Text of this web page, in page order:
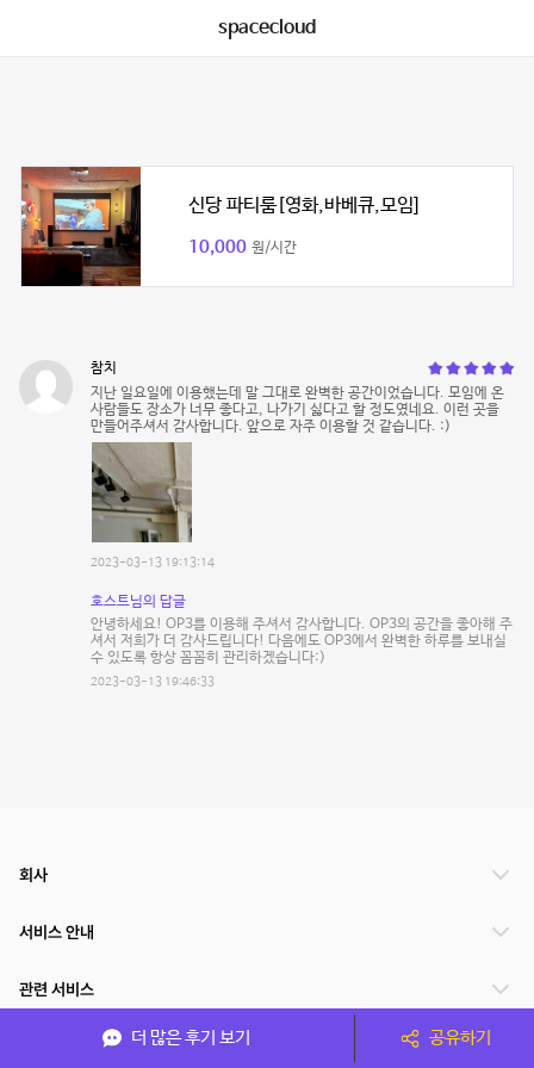
spacecloud
신당 파티룸[영화,바베큐,모임]
10,000 원/시간
참치
지난 일요일에 이용했는데 말 그대로 완벽한 공간이었습니다. 모임에 온
사람들도 장소가 너무 좋다고, 나가기 싫다고 할 정도였네요. 이런 곳을
만들어주셔서 감사합니다. 앞으로 자주 이용할 것 같습니다. :)
2023-03-13 19:13:14
호스트님의 답글
안녕하세요! OP3를 이용해 주셔서 감사합니다. OP3의 공간을 좋아해 주
셔서 저희가 더 감사드립니다! 다음에도 OP3에서 완벽한 하루를 보내실
수 있도록 항상 꼼꼼히 관리하겠습니다:)
2023-03-13 19:46:33
더 많은 후기 보기 공유하기
회사
서비스 안내
관련 서비스